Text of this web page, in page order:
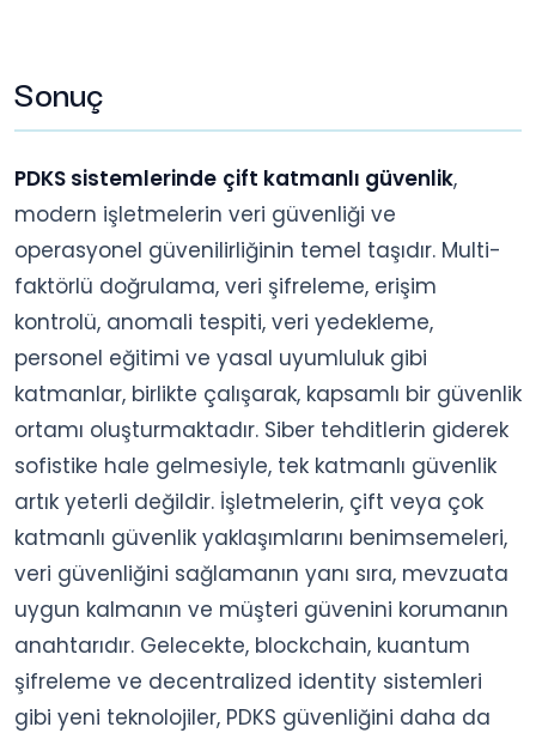
Sonuç
PDKS sistemlerinde çift katmanlı güvenlik,
modern işletmelerin veri güvenliği ve
operasyonel güvenilirliğinin temel taşıdır. Multi-
faktörlü doğrulama, veri şifreleme, erişim
kontrolü, anomali tespiti, veri yedekleme,
personel eğitimi ve yasal uyumluluk gibi
katmanlar, birlikte çalışarak, kapsamlı bir güvenlik
ortamı oluşturmaktadır. Siber tehditlerin giderek
sofistike hale gelmesiyle, tek katmanlı güvenlik
artık yeterli değildir. İşletmelerin, çift veya çok
katmanlı güvenlik yaklaşımlarını benimsemeleri,
veri güvenliğini sağlamanın yanı sıra, mevzuata
uygun kalmanın ve müşteri güvenini korumanın
anahtarıdır. Gelecekte, blockchain, kuantum
şifreleme ve decentralized identity sistemleri
gibi yeni teknolojiler, PDKS güvenliğini daha da